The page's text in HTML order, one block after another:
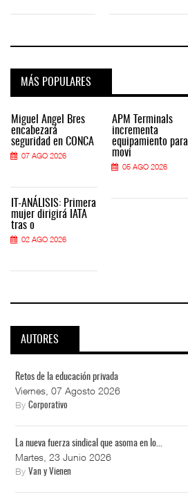
MÁS POPULARES
Miguel Ángel Bres
encabezará
seguridad en CONCA
07 AGO 2026
IT-ANÁLISIS: Primera
mujer dirigirá IATA
tras o
02 AGO 2026
APM Terminals
incrementa
equipamiento para
movi
05 AGO 2026
AUTORES
Retos de la educación privada
Viernes, 07 Agosto 2026
By Corporativo
La nueva fuerza sindical que asoma en lo...
Martes, 23 Junio 2026
By Van y Vienen